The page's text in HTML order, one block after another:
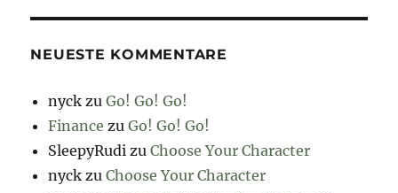
NEUESTE KOMMENTARE
nyck zuGo! Go! Go!
Finance zuGo! Go! Go!
SleepyRudi zuChoose Your Character
nyck zuChoose Your Character